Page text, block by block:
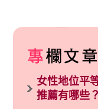
女性地位平
推薦有哪些？